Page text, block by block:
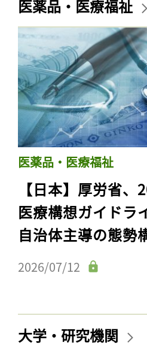
医薬品・医療福祉
医薬品・医療福祉
【日本】厚労省、
医療構想ガイドラ
自治体主導の態勢
2026/07/12
大学・研究機関